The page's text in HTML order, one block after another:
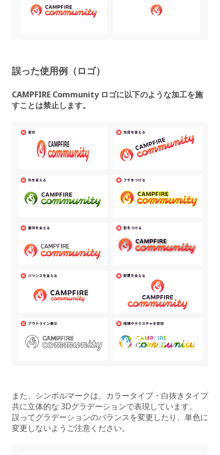
誤った使用例（ロゴ）
CAMPFIRE Community ロゴに以下のような加工を施
すことは禁止します。
また、シンボルマークは、カラータイプ・白抜きタイプ
共に立体的な 3Dグラデーションで表現しています。
誤ってグラデーションのバランスを変更したり、単色に
変更しないようご注意ください。